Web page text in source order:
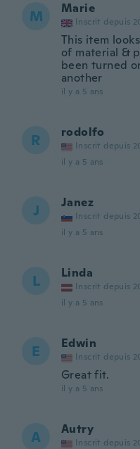
M Marie
Inscrit depuis
This item
of material &
been turned
another
il y a 5 ans
R rodolfo
Inscrit depuis
il y a 5 ans
J Janez
Inscrit depuis
il y a 5 ans
L Linda
Inscrit depuis
il y a 5 ans
E Edwin
Inscrit depuis
Great fit.
il y a 5 ans
A Autry
Inscrit depuis